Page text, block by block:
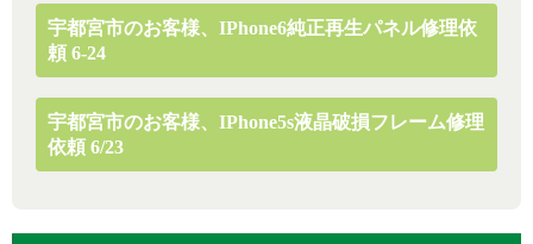
宇都宮市のお客様、iPhone6純正再生パネル修理依
頼 6-24
宇都宮市のお客様、iPhone5s液晶破損フレーム修理
依頼 6/23